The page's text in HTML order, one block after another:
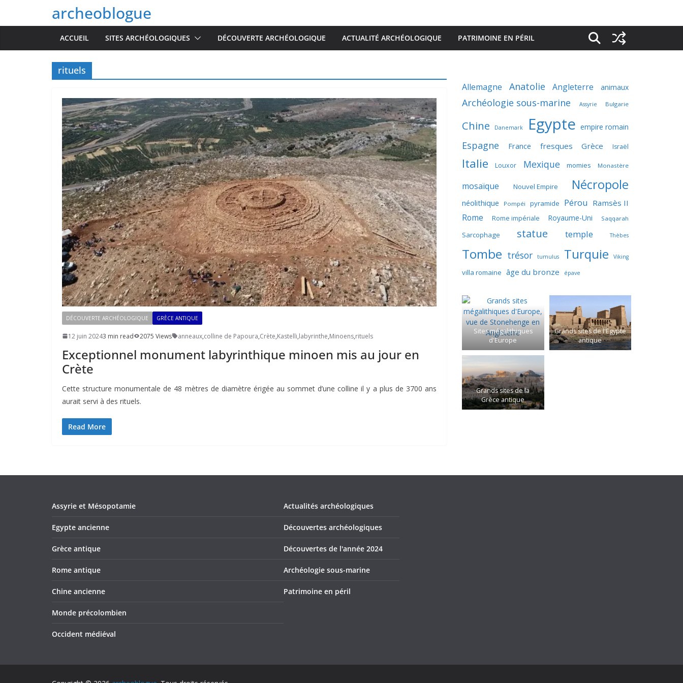
archeoblogue
ACCUEIL SITES ARCHÉOLOGIQUES DÉCOUVERTE ARCHÉOLOGIQUE ACTUALITÉ ARCHÉOLOGIQUE PATRIMOINE EN PÉRIL
rituels
DÉCOUVERTE ARCHÉOLOGIQUE GRÈCE ANTIQUE
12 juin 20243 min read 2075 Views anneaux,colline de Papoura,Crète,Kastelli,labyrinthe,Minoens,rituels
Exceptionnel monument labyrinthique minoen mis au jour en
Crète
Cette structure monumentale de 48 mètres de diamètre érigée au sommet d’une colline il y a plus de 3700 ans
aurait servi à des rituels.
Read More
Allemagne Anatolie Angleterre animaux
Archéologie sous-marine Assyrie Bulgarie
Chine Danemark Egypte empire romain
Espagne France fresques Grèce Israël
Italie Louxor Mexique momies Monastère
mosaïque Nouvel Empire Nécropole
néolithique Pompéi pyramide Pérou Ramsès II
Rome Rome impériale Royaume-Uni Saqqarah
Sarcophage statue temple Thèbes
Tombe trésor tumulus Turquie Viking
villa romaine âge du bronze épave
Sites mégalithiques
d'Europe
Grands sites de l'Egypte
antique
Grands sites de la
Grèce antique
Assyrie et Mésopotamie
Egypte ancienne
Grèce antique
Rome antique
Chine ancienne
Monde précolombien
Occident médiéval
Actualités archéologiques
Découvertes archéologiques
Découvertes de l'année 2024
Archéologie sous-marine
Patrimoine en péril